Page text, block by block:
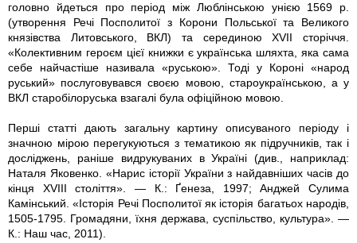
головно йдеться про період між Люблінською унією 1569 р.
(утворення Речі Посполитої з Корони Польської та Великого
князівства Литовського, ВКЛ) та серединою XVII сторіччя.
«Колективним героєм цієї книжки є українська шляхта, яка сама
себе найчастіше називала «руською». Тоді у Короні «народ
руський» послуговувався своєю мовою, староукраїнською, а у
ВКЛ старобілоруська взагалі була офіційною мовою.
Перші статті дають загальну картину описуваного періоду і
значною мірою перегукуються з тематикою як підручників, так і
досліджень, раніше видрукуваних в Україні (див., наприклад:
Наталя Яковенко. «Нарис історії України з найдавніших часів до
кінця XVIII століття». — К.: Ґенеза, 1997; Анджей Сулима
Камінський. «Історія Речі Посполитої як історія багатьох народів,
1505-1795. Громадяни, їхня держава, суспільство, культура». —
К.: Наш час, 2011).